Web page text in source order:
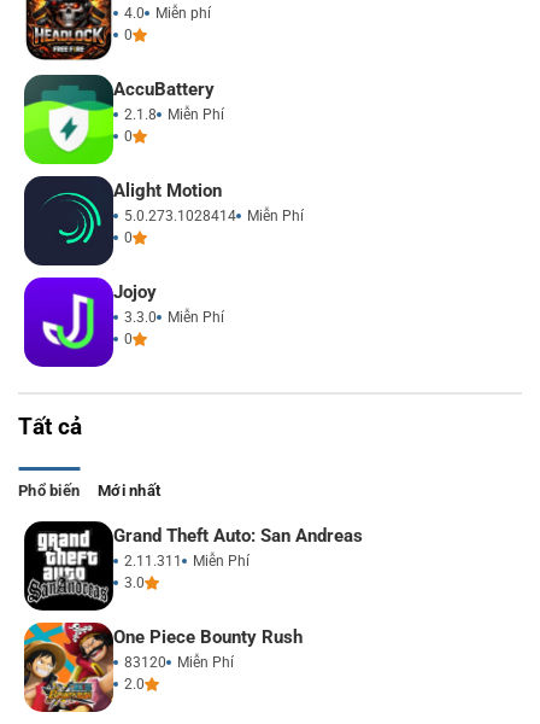
4.0
Miễn phí
0
Accu​Battery
2.1.8
Miễn Phí
0
Alight Motion
5.0.273.1028414
Miễn Phí
0
Jojoy
3.3.0
Miễn Phí
0
Tất cả
Phổ biến Mới nhất
Grand Theft Auto: San Andreas
2.11.311
Miễn Phí
3.0
One Piece Bounty Rush
83120
Miễn Phí
2.0